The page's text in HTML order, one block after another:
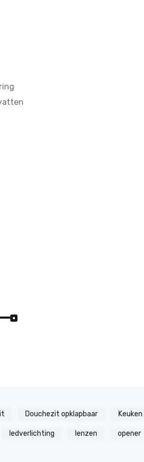
Douchezit opklapbaar
ledverlichting lenzen opener